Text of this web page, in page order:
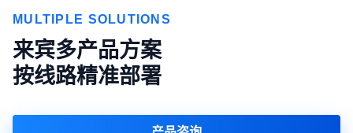
MULTIPLE SOLUTIONS
来宾多产品方案
按线路精准部署